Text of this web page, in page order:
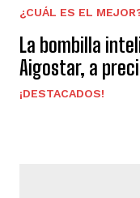
¿CUÁL ES EL
La bombilla
Aigostar, a
¡DESTACADOS!